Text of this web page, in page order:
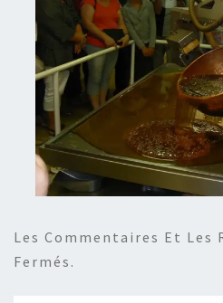
Les Commentaires Et Les
Fermés.